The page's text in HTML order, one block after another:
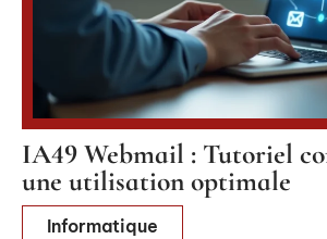
IA49 Webmail : Tutoriel
une utilisation optimale
Informatique